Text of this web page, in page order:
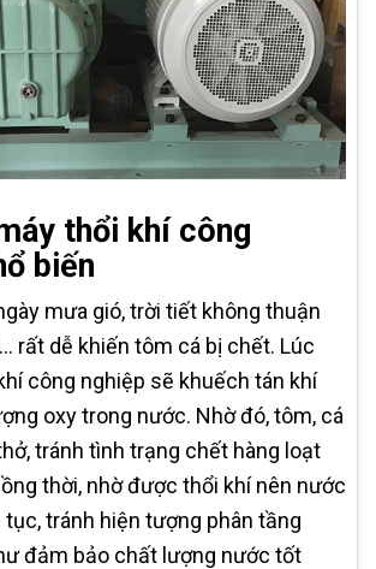
thổi khí công
biến
mưa gió, trời tiết không thuận
rất dễ khiến tôm cá bị chết. Lúc
công nghiệp sẽ khuếch tán khí
oxy trong nước. Nhờ đó, tôm, cá
tránh tình trạng chết hàng loạt
thời, nhờ được thổi khí nên nước
tránh hiện tượng phân tầng
đảm bảo chất lượng nước tốt